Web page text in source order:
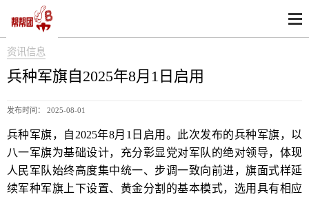
资讯信息
兵种军旗自2025年8月1日启用
发布时间： 2025-08-01
兵种军旗，自2025年8月1日启用。此次发布的兵种军旗，以
八一军旗为基础设计，充分彰显党对军队的绝对领导，体现
人民军队始终高度集中统一、步调一致向前进，旗面式样延
续军种军旗上下设置、黄金分割的基本模式，选用具有相应